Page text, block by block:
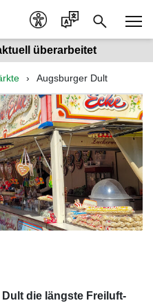
überarbeitet
Augsburger Dult
Dult die längste Freiluft-